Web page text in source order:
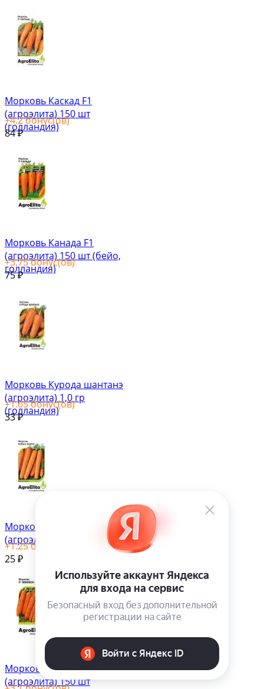
Морковь Каскад F1
(агроэлита) 150 шт
(голландия)
+4.2бонус(ов)
84₽
Морковь Канада F1
(агроэлита) 150 шт (бейо,
голландия)
+3.75бонус(ов)
75₽
Морковь Курода шантанэ
(агроэлита) 1,0 гр
(голландия)
+1.65бонус(ов)
33₽
Морковь Ройал форто F1
(агроэлита) 0,5 гр
+1.25бонус(ов)
25 ₽
Морковь Чемпион F1
(агроэлита) 150 шт